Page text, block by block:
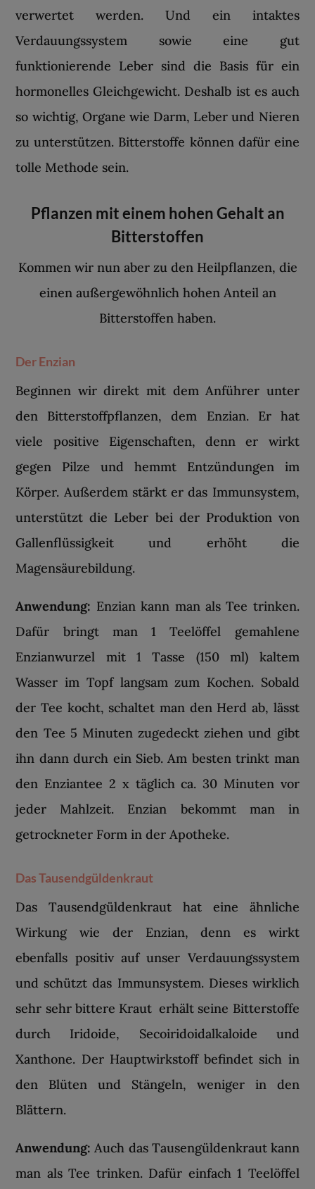
verwertet werden. Und ein intaktes
Verdauungssystem sowie eine gut
funktionierende Leber sind die Basis für ein
hormonelles Gleichgewicht. Deshalb ist es auch
so wichtig, Organe wie Darm, Leber und Nieren
zu unterstützen. Bitterstoffe können dafür eine
tolle Methode sein.
Pflanzen mit einem hohen Gehalt an
Bitterstoffen
Kommen wir nun aber zu den Heilpflanzen, die
einen außergewöhnlich hohen Anteil an
Bitterstoffen haben.
Der Enzian
Beginnen wir direkt mit dem Anführer unter
den Bitterstoffpflanzen, dem Enzian. Er hat
viele positive Eigenschaften, denn er wirkt
gegen Pilze und hemmt Entzündungen im
Körper. Außerdem stärkt er das Immunsystem,
unterstützt die Leber bei der Produktion von
Gallenflüssigkeit und erhöht die
Magensäurebildung.
Anwendung: Enzian kann man als Tee trinken.
Dafür bringt man 1 Teelöffel gemahlene
Enzianwurzel mit 1 Tasse (150 ml) kaltem
Wasser im Topf langsam zum Kochen. Sobald
der Tee kocht, schaltet man den Herd ab, lässt
den Tee 5 Minuten zugedeckt ziehen und gibt
ihn dann durch ein Sieb. Am besten trinkt man
den Enziantee 2 x täglich ca. 30 Minuten vor
jeder Mahlzeit. Enzian bekommt man in
getrockneter Form in der Apotheke.
Das Tausendgüldenkraut
Das Tausendgüldenkraut hat eine ähnliche
Wirkung wie der Enzian, denn es wirkt
ebenfalls positiv auf unser Verdauungssystem
und schützt das Immunsystem. Dieses wirklich
sehr sehr bittere Kraut erhält seine Bitterstoffe
durch Iridoide, Secoiridoidalkaloide und
Xanthone. Der Hauptwirkstoff befindet sich in
den Blüten und Stängeln, weniger in den
Blättern.
Anwendung:Auch das Tausengüldenkraut kann
man als Tee trinken. Dafür einfach 1 Teelöffel